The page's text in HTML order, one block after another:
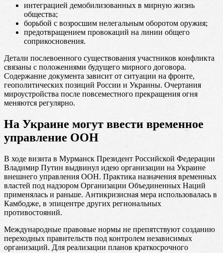
интеграцией демобилизованных в мирную жизнь
общества;
борьбой с возросшим нелегальным оборотом оружия;
предотвращением провокаций на линии общего
соприкосновения.
Детали послевоенного существования участников конфликта
связаны с положениями будущего мирного договора.
Содержание документа зависит от ситуации на фронте,
геополитических позиций России и Украины. Очертания
мироустройства после повсеместного прекращения огня
меняются регулярно.
На Украине могут ввести временное
управление ООН
В ходе визита в Мурманск Президент Российской Федерации
Владимир Путин выдвинул идею организации на Украине
внешнего управления ООН. Практика назначения временных
властей под надзором Организации Объединенных Наций
применялась и раньше. Антикризисная мера использовалась в
Камбодже, в эпицентре других региональных
противостояний.
Международные правовые нормы не препятствуют созданию
переходных правительств под контролем независимых
организаций. Для реализации планов краткосрочного